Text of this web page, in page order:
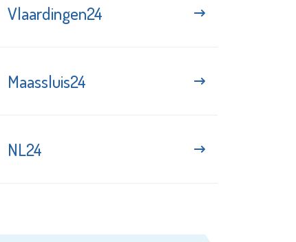
Vlaardingen24
Maassluis24
NL24